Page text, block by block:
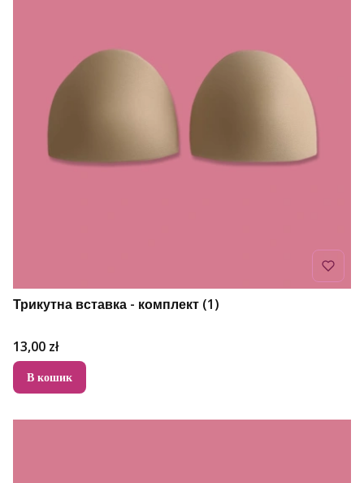
Трикутна вставка - комплект (1)
Ціна
13,00 zł
В кошик